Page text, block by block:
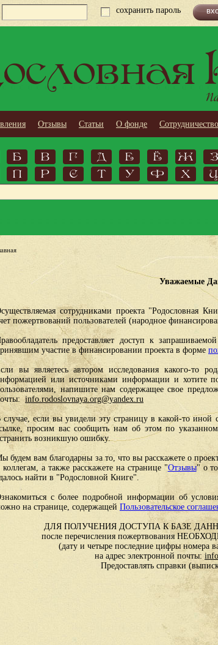
сохранить пароль
Отзывы Статьи О фонде Сотрудничество
Б В Г Д Е Ё Ж З
П Р С Т У Ф Х Ц
Уважаемые
сотрудниками проекта "Родословная
пожертвований пользователей (народное
предоставляет доступ к
участие в финансировании проекта в форме
вы являетесь автором исследования какого-то
или источниками информации и хотите
напишите нам содержащее свое
info.rodoslovnaya.org@yandex.ru
случае, если вы увидели эту страницу в какой-то
просим вас сообщить нам об этом по
возникшую ошибку.
будем вам благодарны за то, что вы расскажете о
коллегам, а также расскажете на странице "Отзывы" о
найти в "Родословной Книге".
с более подробной информации об
на странице, содержащей Пользовательское
ДЛЯ ПОЛУЧЕНИЯ ДОСТУПА К БАЗЕ
после перечисления пожертвования
(дату и четыре последние цифры номера
на адрес электронной почты:
Предоставлять справки